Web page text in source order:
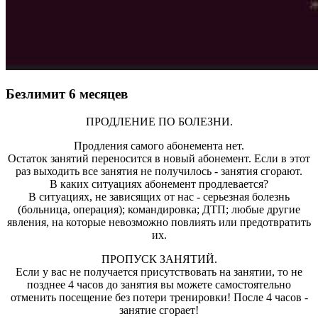
Безлимит 6 месяцев
ПРОДЛЕНИЕ ПО БОЛЕЗНИ.
Продления самого абонемента нет.
Остаток занятий переносится в новый абонемент. Если в этот
раз выходить все занятия не получилось - занятия сгорают.
В каких ситуациях абонемент продлевается?
В ситуациях, не зависящих от нас - серьезная болезнь
(больница, операция); командировка; ДТП; любые другие
явления, на которые невозможно повлиять или предотвратить
их.
ПРОПУСК ЗАНЯТИЙ.
Если у вас не получается присутствовать на занятии, то не
позднее 4 часов до занятия вы можете самостоятельно
отменить посещение без потери тренировки! После 4 часов -
занятие сгорает!